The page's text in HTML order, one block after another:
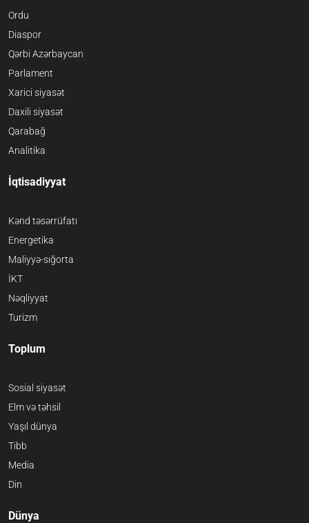
Ordu
Diaspor
Qərbi Azərbaycan
Parlament
Xarici siyasət
Daxili siyasət
Qarabağ
Analitika
İqtisadiyyat
Kənd təsərrüfatı
Energetika
Maliyyə-sığorta
İKT
Nəqliyyat
Turizm
Toplum
Sosial siyasət
Elm və təhsil
Yaşıl dünya
Tibb
Media
Din
Dünya